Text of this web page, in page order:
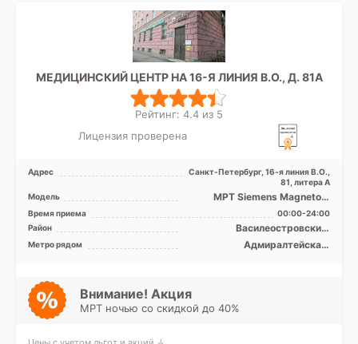
МЕДИЦИНСКИЙ ЦЕНТР НА 16-Я ЛИНИЯ В.О., Д. 81А
Рейтинг: 4.4 из 5
Лицензия проверена
Адрес
Санкт-Петербург, 16-я линия В.О.,
81, литера А
Модель
МРТ Siemens Magnetom
Symphony 1.5T закрытый тип
Время приема
00:00-24:00
Район
Василеостровский,
Петроградский, Приморский,
Центральный,
Метро рядом
Адмиралтейская,
Внимание! Акция
МРТ ночью со скидкой до 40%